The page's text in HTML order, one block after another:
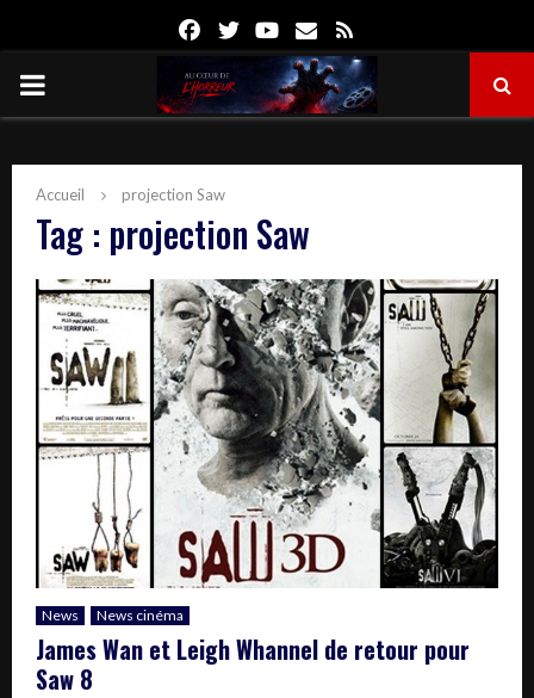
FacebookTwitterYoutube
Email
PRIMARY
Accueil projection Saw
Tag : projection Saw
News News cinéma
James Wan et Leigh Whannel de retour pour
Saw 8